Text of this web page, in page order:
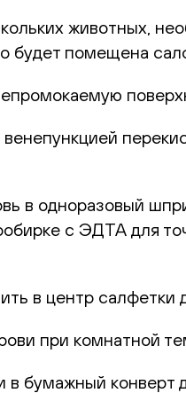
животных,
будет помещена
в одноразовый
с ЭДТА для
в центр салфетки
при комнатной
в бумажный конверт